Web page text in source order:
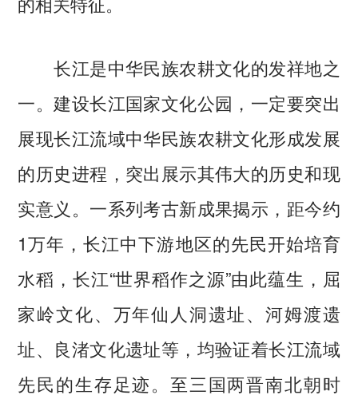
长江是中华民族农耕文化的发祥地之
一。建设长江国家文化公园，一定要突出
展现长江流域中华民族农耕文化形成发展
的历史进程，突出展示其伟大的历史和现
实意义。一系列考古新成果揭示，距今约
1万年，长江中下游地区的先民开始培育
水稻，长江“世界稻作之源”由此蕴生，屈
家岭文化、万年仙人洞遗址、河姆渡遗
址、良渚文化遗址等，均验证着长江流域
先民的生存足迹。至三国两晋南北朝时